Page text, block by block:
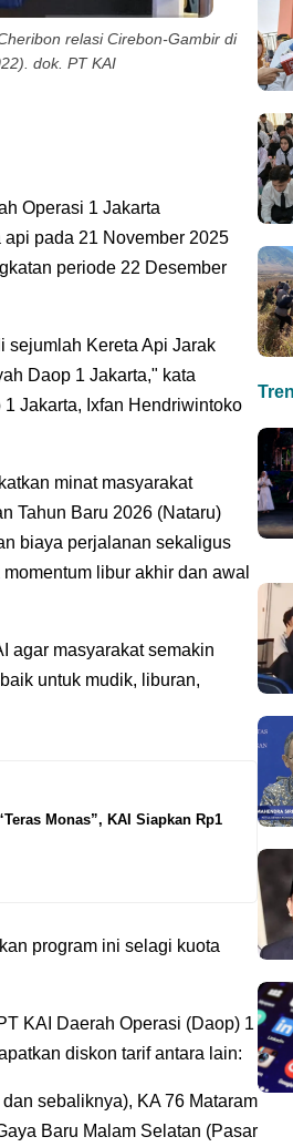
relasi Cirebon-Gambir di
dok. PT KAI
Operasi 1 Jakarta
pada 21 November 2025
periode 22 Desember
sejumlah Kereta Api Jarak
Daop 1 Jakarta," kata
Jakarta, Ixfan Hendriwintoko
minat masyarakat
Tahun Baru 2026 (Nataru)
biaya perjalanan sekaligus
libur akhir dan awal
agar masyarakat semakin
untuk mudik, liburan,
Monas”, KAI Siapkan Rp1
program ini selagi kuota
KAI Daerah Operasi (Daop) 1
diskon tarif antara lain:
sebaliknya), KA 76 Mataram
Baru Malam Selatan (Pasar